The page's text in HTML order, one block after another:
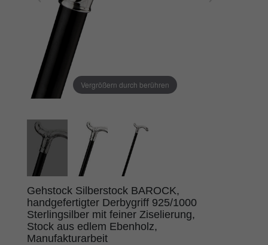
Vergrößern durch berühren
Gehstock Silberstock BAROCK,
handgefertigter Derbygriff 925/1000
Sterlingsilber mit feiner Ziselierung,
Stock aus edlem Ebenholz,
Manufakturarbeit